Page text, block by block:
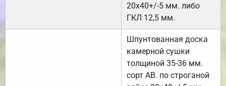
20х40+/-5 мм. либо
ГКЛ 12,5 мм.
Шпунтованная доска
камерной сушки
толщиной 35-36 мм.
сорт АВ. по строганой